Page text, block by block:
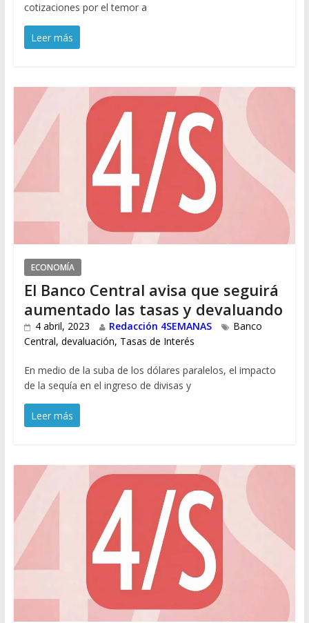
cotizaciones por el temor a
Leer más
ECONOMÍA
El Banco Central avisa que seguirá
aumentado las tasas y devaluando
4 abril, 2023 Redacción 4SEMANAS
Banco
Central, devaluación, Tasas de Interés
En medio de la suba de los dólares paralelos, el impacto
de la sequía en el ingreso de divisas y
Leer más